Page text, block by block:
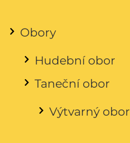
Obory
Hudební obor
Taneční obor
Výtvarný obor